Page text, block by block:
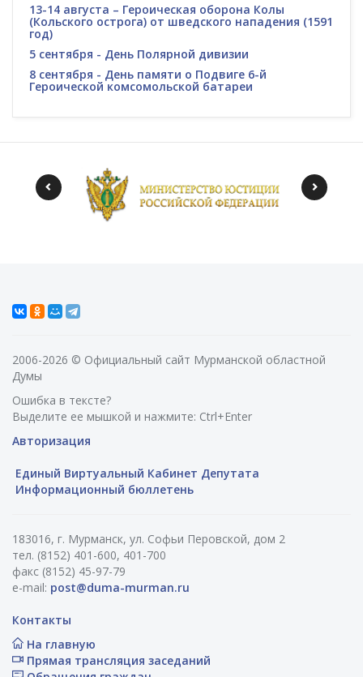
13-14 августа – Героическая оборона Колы
(Кольского острога) от шведского нападения (1591
год)
5 сентября - День Полярной дивизии
8 сентября - День памяти о Подвиге 6-й
Героической комсомольской батареи
2006-2026 © Официальный сайт Мурманской областной
Думы
Ошибка в тексте?
Выделите ее мышкой и нажмите: Ctrl+Enter
Авторизация
Единый Виртуальный Кабинет Депутата
Информационный бюллетень
183016, г. Мурманск, ул. Софьи Перовской, дом 2
тел. (8152) 401-600, 401-700
факс (8152) 45-97-79
e-mail: post@duma-murman.ru
Контакты
На главную
Прямая трансляция заседаний